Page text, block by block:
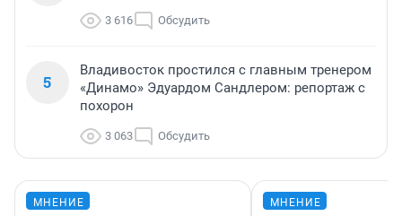
3 616 Обсудить
5
Владивосток простился с главным тренером
«Динамо» Эдуардом Сандлером: репортаж с
похорон
3 063 Обсудить
МНЕНИЕ МНЕНИЕ